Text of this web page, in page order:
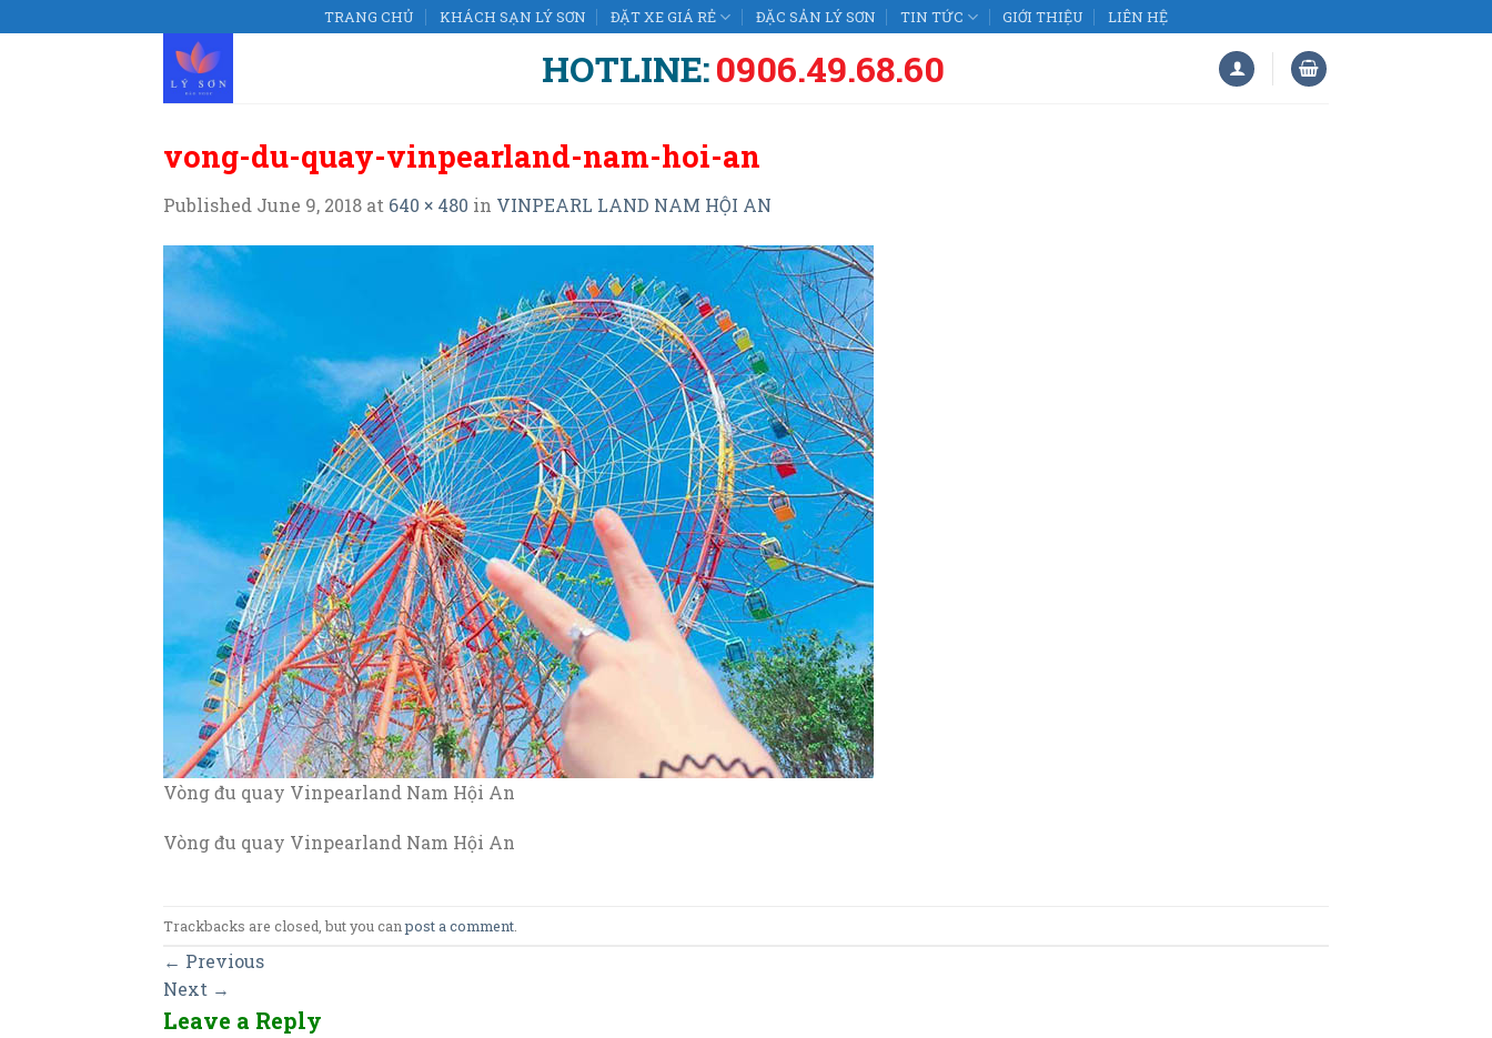
to
TRANG CHỦ KHÁCH SẠN LÝ SƠN ĐẶT XE GIÁ RẺ ĐẶC SẢN LÝ SƠN TIN TỨC GIỚI THIỆU LIÊN HỆ
HOTLINE:0906.49.68.60
vong-du-quay-vinpearland-nam-hoi-an
Published June 9, 2018 at 640 × 480 in VINPEARL LAND NAM HỘI AN
Vòng đu quay Vinpearland Nam Hội An
Vòng đu quay Vinpearland Nam Hội An
Trackbacks are closed, but you canpost a comment
← Previous
Next →
Leave a Reply